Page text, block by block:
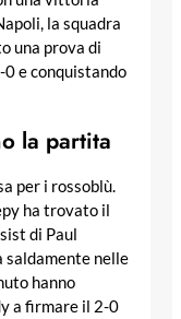
la squadra
una prova di
0 e conquistando
la partita
per i rossoblù.
ha trovato il
di Paul
saldamente nelle
hanno
a firmare il 2-0